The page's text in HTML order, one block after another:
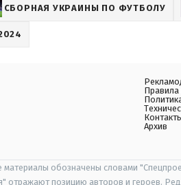
СБОРНАЯ УКРАИНЫ ПО ФУТБОЛУ
Правила
Архив
материалы обозначены словами
отражают позицию авторов и героев.